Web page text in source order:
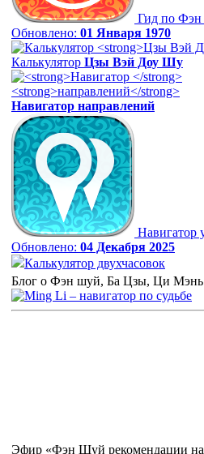
Гид по
Обновлено: 01 Января 1970
Калькулятор Цзы Вэй Доу Шу
Навигатор направлений
Навигатор
Обновлено: 04 Декабря 2025
Калькулятор двухчасовок
Блог о Фэн шуй, Ба Цзы, Ци Мэнь
Эфир «Фэн Шуй рекомендации на